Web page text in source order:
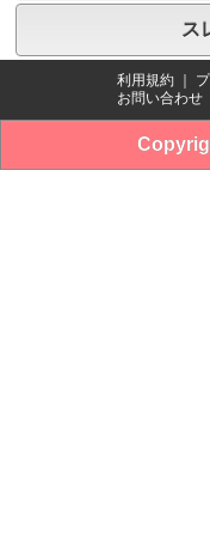
ス
利用規約
お問い合わせ